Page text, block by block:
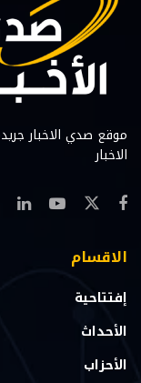
موقع صدي الاخبار
الاخبار
الاقسام
إفتتاحية
الأحداث
الأحزاب